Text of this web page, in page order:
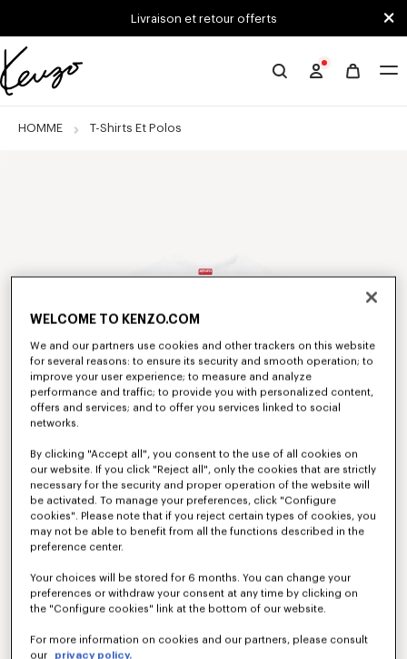
Skip to main content
Skip to footer contentLivraison et retour offerts
Site
KENZO
HOMME T-Shirts Et Polos
WELCOME TO KENZO.COM
We and our partners use cookies and other trackers on this website
for several reasons: to ensure its security and smooth operation; to
improve your user experience; to measure and analyze
performance and traffic; to provide you with personalized content,
offers and services; and to offer you services linked to social
networks.
By clicking "Accept all", you consent to the use of all cookies on
our website. If you click "Reject all", only the cookies that are strictly
necessary for the security and proper operation of the website will
be activated. To manage your preferences, click "Configure
cookies". Please note that if you reject certain types of cookies, you
may not be able to benefit from all the functions described in the
preference center.
Your choices will be stored for 6 months. You can change your
preferences or withdraw your consent at any time by clicking on
the "Configure cookies" link at the bottom of our website.
For more information on cookies and our partners, please consult
our
privacy policy.